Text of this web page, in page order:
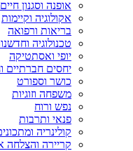
אופנה וסגנון חיים
אקולוגיה וקיימות
בריאות ורפואה
טכנולוגיה
יופי ואסתטיקה
יחסים חברתיים
כושר וספורט
משפחה וזוגיות
נפש ורוח
פנאי ותרבות
קולינריה
קריירה והצלחה